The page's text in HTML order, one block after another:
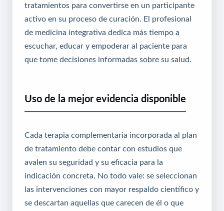
tratamientos para convertirse en un participante
activo en su proceso de curación. El profesional
de medicina integrativa dedica más tiempo a
escuchar, educar y empoderar al paciente para
que tome decisiones informadas sobre su salud.
Uso de la mejor evidencia disponible
Cada terapia complementaria incorporada al plan
de tratamiento debe contar con estudios que
avalen su seguridad y su eficacia para la
indicación concreta. No todo vale: se seleccionan
las intervenciones con mayor respaldo científico y
se descartan aquellas que carecen de él o que